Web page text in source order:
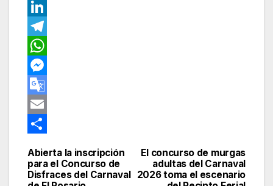
n
e
r
e
s
a
c
e
b
o
o
k
X
L
n
k
e
d
n
T
e
e
g
a
m
W
h
a
A
p
M
e
s
e
n
G
o
g
l
E
a
i
o
m
Navegación
El concurso de murgas
adultas del Carnaval
2026 toma el escenario
Abierta la inscripción
para el Concurso de
Disfraces del Carnaval